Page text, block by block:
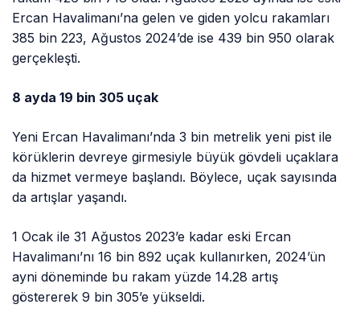
Ercan Havalimanı’na gelen ve giden yolcu rakamları
385 bin 223, Ağustos 2024’de ise 439 bin 950 olarak
gerçekleşti.
8 ayda 19 bin 305 uçak
Yeni Ercan Havalimanı’nda 3 bin metrelik yeni pist ile
körüklerin devreye girmesiyle büyük gövdeli uçaklara
da hizmet vermeye başlandı. Böylece, uçak sayısında
da artışlar yaşandı.
1 Ocak ile 31 Ağustos 2023’e kadar eski Ercan
Havalimanı’nı 16 bin 892 uçak kullanırken, 2024’ün
ayni döneminde bu rakam yüzde 14.28 artış
göstererek 9 bin 305’e yükseldi.